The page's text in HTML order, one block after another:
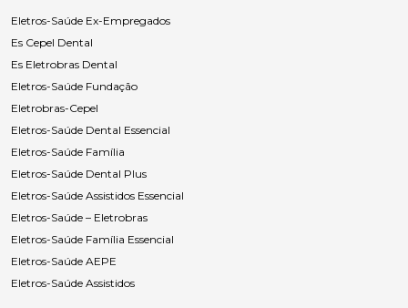
Eletros-Saúde Ex-Empregados
Es Cepel Dental
Es Eletrobras Dental
Eletros-Saúde Fundação
Eletrobras-Cepel
Eletros-Saúde Dental Essencial
Eletros-Saúde Família
Eletros-Saúde Dental Plus
Eletros-Saúde Assistidos Essencial
Eletros-Saúde – Eletrobras
Eletros-Saúde Família Essencial
Eletros-Saúde AEPE
Eletros-Saúde Assistidos